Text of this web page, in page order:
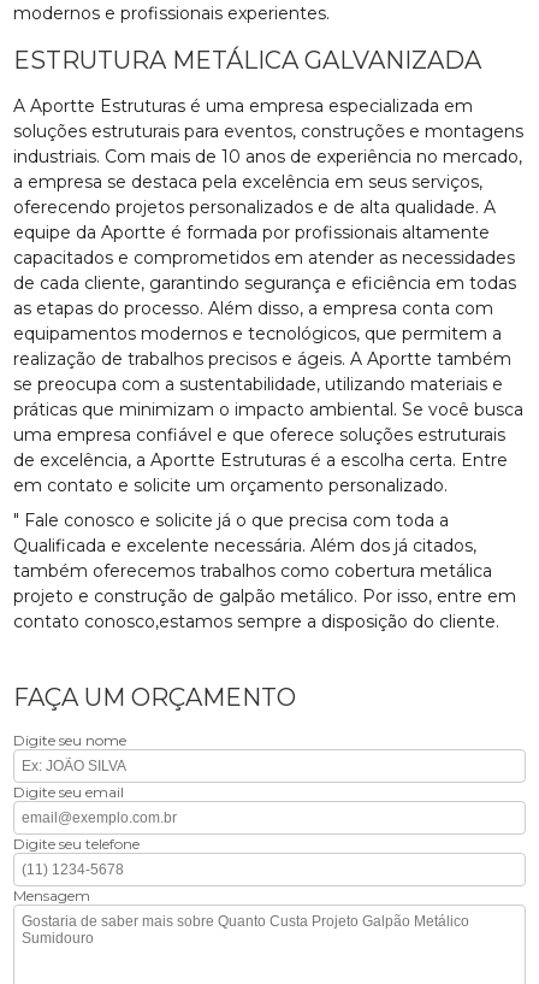
modernos e profissionais experientes.
ESTRUTURA METÁLICA GALVANIZADA
A Aportte Estruturas é uma empresa especializada em
soluções estruturais para eventos, construções e montagens
industriais. Com mais de 10 anos de experiência no mercado,
a empresa se destaca pela excelência em seus serviços,
oferecendo projetos personalizados e de alta qualidade. A
equipe da Aportte é formada por profissionais altamente
capacitados e comprometidos em atender as necessidades
de cada cliente, garantindo segurança e eficiência em todas
as etapas do processo. Além disso, a empresa conta com
equipamentos modernos e tecnológicos, que permitem a
realização de trabalhos precisos e ágeis. A Aportte também
se preocupa com a sustentabilidade, utilizando materiais e
práticas que minimizam o impacto ambiental. Se você busca
uma empresa confiável e que oferece soluções estruturais
de excelência, a Aportte Estruturas é a escolha certa. Entre
em contato e solicite um orçamento personalizado.
" Fale conosco e solicite já o que precisa com toda a
Qualificada e excelente necessária. Além dos já citados,
também oferecemos trabalhos como cobertura metálica
projeto e construção de galpão metálico. Por isso, entre em
contato conosco,estamos sempre a disposição do cliente.
FAÇA UM ORÇAMENTO
Digite seu nome
Digite seu email
Digite seu telefone
Mensagem